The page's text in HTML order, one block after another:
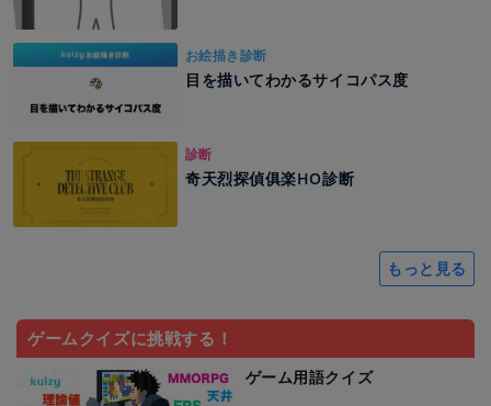
お絵描き診断
目を描いてわかるサイコパス度
診断
奇天烈探偵俱楽HO診断
もっと見る
ゲームクイズに挑戦する！
ゲーム用語クイズ